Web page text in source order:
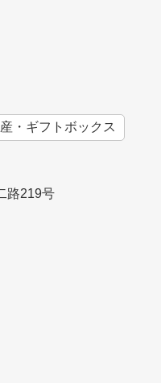
・ギフトボックス
路219号